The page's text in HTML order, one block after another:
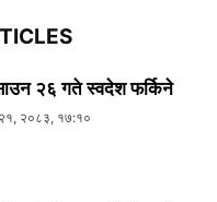
२६ गते स्वदेश फर्किने
२०८३, १७:१०